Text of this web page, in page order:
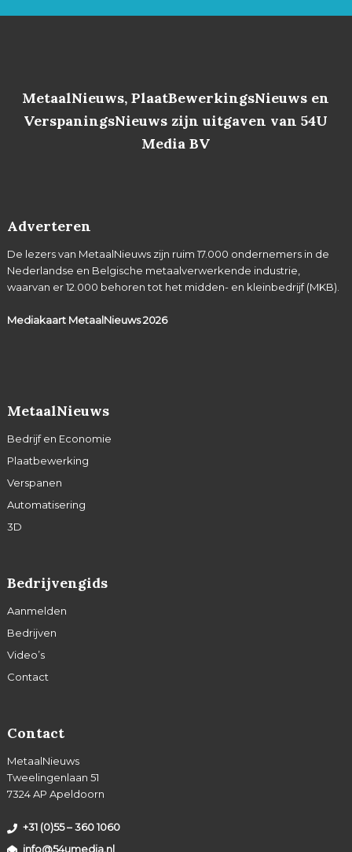
MetaalNieuws, PlaatBewerkingsNieuws en
VerspaningsNieuws zijn uitgaven van 54U
Media BV
Adverteren
De lezers van MetaalNieuws zijn ruim 17.000 ondernemers in de
Nederlandse en Belgische metaalverwerkende industrie,
waarvan er 12.000 behoren tot het midden- en kleinbedrijf (MKB).
Mediakaart MetaalNieuws2026
MetaalNieuws
Bedrijf en Economie
Plaatbewerking
Verspanen
Automatisering
3D
Bedrijvengids
Aanmelden
Bedrijven
Video’s
Contact
Contact
MetaalNieuws
Tweelingenlaan 51
7324 AP Apeldoorn
+31 (0)55 – 360 1060
info@54umedia.nl